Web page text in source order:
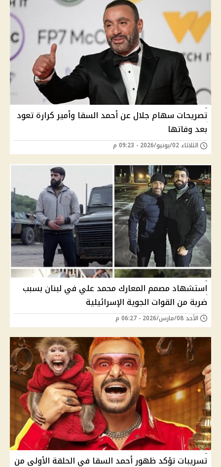
تصريحات سهام جلال عن أحمد السقا وأمير كرارة تعود
بعد وفاتها
الثلاثاء 02/يونيو/2026 - 09:23 م
استشهاد مصمم المعارك محمد علي في لبنان بسبب
ضربة من القوات الجوية الإسرائيلية
الأحد 08/مارس/2026 - 06:27 م
تسريبات تؤكد ظهور أحمد السقا في الحلقة الأولى من